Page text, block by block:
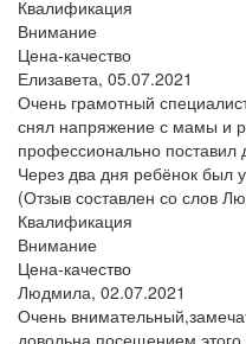
Квалификация
Внимание
Цена-качество
Елизавета, 05.07.2021
Очень грамотный
снял напряжение с мамы и
профессионально поставил
Через два дня ребёнок был
(Отзыв составлен со слов
Квалификация
Внимание
Цена-качество
Людмила, 02.07.2021
Очень
довольна посещением